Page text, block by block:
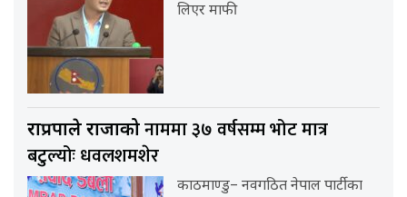
लिएर माफी
राप्रपाले राजाकोनाममा ३७ वर्षसम्म भोट मात्र
बटुल्योः धवलशमशेर
काठमाण्डु– नवगठित नेपाल पार्टीका